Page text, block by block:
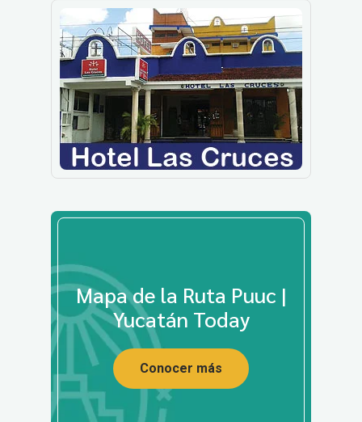
Mapa de la Ruta Puuc |
Yucatán Today
Conocer más